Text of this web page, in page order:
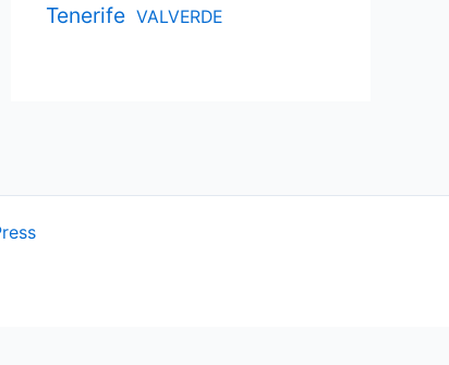
Tenerife VALVERDE